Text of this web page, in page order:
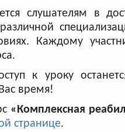
слушателям в
Каждому
к уроку
время!
«Комплексная
странице.